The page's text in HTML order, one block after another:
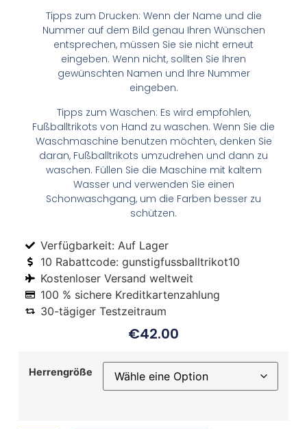
Tipps zum Drucken: Wenn der Name und die
Nummer auf dem Bild genau Ihren Wünschen
entsprechen, müssen Sie sie nicht erneut
eingeben. Wenn nicht, sollten Sie Ihren
gewünschten Namen und Ihre Nummer
eingeben.
Tipps zum Waschen: Es wird empfohlen,
Fußballtrikots von Hand zu waschen. Wenn Sie die
Waschmaschine benutzen möchten, denken Sie
daran, Fußballtrikots umzudrehen und dann zu
waschen. Füllen Sie die Maschine mit kaltem
Wasser und verwenden Sie einen
Schonwaschgang, um die Farben besser zu
schützen.
Verfügbarkeit: Auf Lager
10 Rabattcode: gunstigfussballtrikot10
Kostenloser Versand weltweit
100 % sichere Kreditkartenzahlung
30-tägiger Testzeitraum
€42.00
Herrengröße